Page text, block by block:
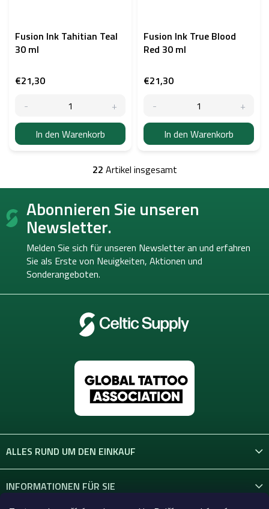
Fusion Ink Tahitian Teal
30 ml
€21,30
In den Warenkorb
Fusion Ink True Blood
Red 30 ml
€21,30
In den Warenkorb
S
t
u
e
e
l
e
n
e
d
r
i
s
t
e
22 Artikel insgesamt
F
ß Abonnieren Sie unseren
Newsletter.
Melden Sie sich für unseren Newsletter an und erfahren
Sie als Erste von Neuigkeiten, Aktionen und
Sonderangeboten.
ALLES RUND UM DEN EINKAUF
INFORMATIONEN FÜR SIE